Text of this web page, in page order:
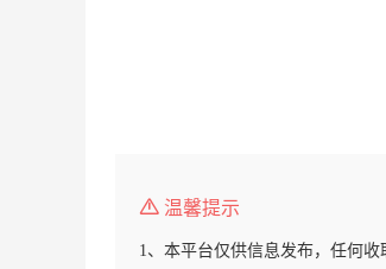
温馨提示
1、本平台仅供信息发布，任何